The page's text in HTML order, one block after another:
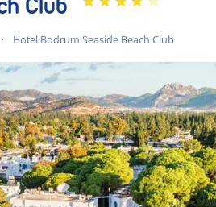
Club
Hotel Bodrum Seaside Beach Club